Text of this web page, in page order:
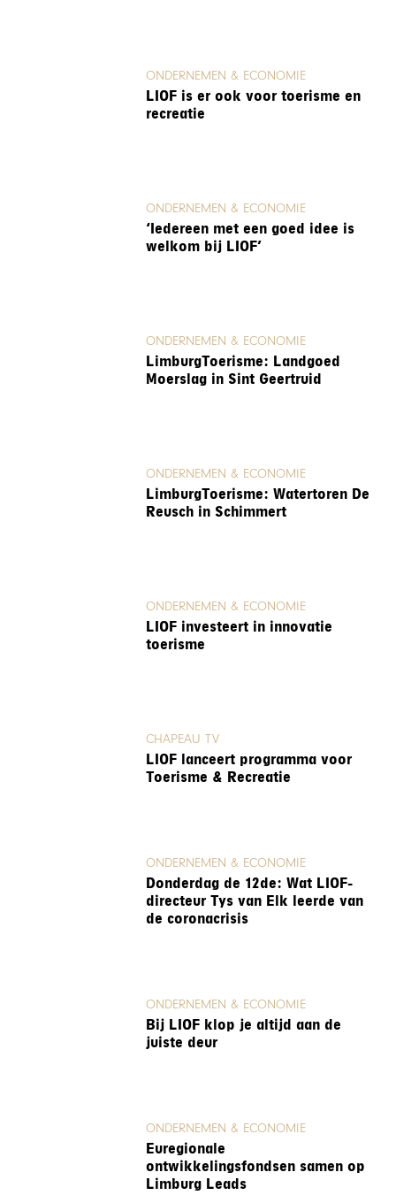
ONDERNEMEN & ECONOMIE
LIOF is er ook voor toerisme en
recreatie
ONDERNEMEN & ECONOMIE
‘Iedereen met een goed idee is
welkom bij LIOF’
ONDERNEMEN & ECONOMIE
LimburgToerisme: Landgoed
Moerslag in Sint Geertruid
ONDERNEMEN & ECONOMIE
LimburgToerisme: Watertoren De
Reusch in Schimmert
ONDERNEMEN & ECONOMIE
LIOF investeert in innovatie
toerisme
CHAPEAU TV
LIOF lanceert programma voor
Toerisme & Recreatie
ONDERNEMEN & ECONOMIE
Donderdag de 12de: Wat LIOF-
directeur Tys van Elk leerde van
de coronacrisis
ONDERNEMEN & ECONOMIE
Bij LIOF klop je altijd aan de
juiste deur
ONDERNEMEN & ECONOMIE
Euregionale
ontwikkelingsfondsen samen op
Limburg Leads